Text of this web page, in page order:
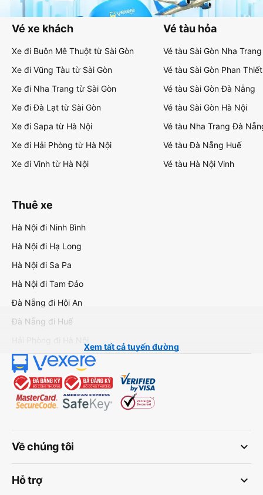
Vé xe khách
Xe đi Buôn Mê Thuột từ Sài Gòn
Xe đi Vũng Tàu từ Sài Gòn
Xe đi Nha Trang từ Sài Gòn
Xe đi Đà Lạt từ Sài Gòn
Xe đi Sapa từ Hà Nội
Xe đi Hải Phòng từ Hà Nội
Xe đi Vinh từ Hà Nội
Vé tàu hỏa
Vé tàu Sài Gòn Nha Trang
Vé tàu Sài Gòn Phan Thiết
Vé tàu Sài Gòn Đà Nẵng
Vé tàu Sài Gòn Hà Nội
Vé tàu Nha Trang Đà
Vé tàu Đà Nẵng Huế
Vé tàu Hà Nội Vinh
Thuê xe
Hà Nội đi Ninh Bình
Hà Nội đi Hạ Long
Hà Nội đi Sa Pa
Hà Nội đi Tam Đảo
Đà Nẵng đi Hội An
Đà Nẵng đi Huế
Xem tất cả tuyến đường
keyboard_arrow_down
Về chúng tôi
keyboard_arrow_down
Hỗ trợ